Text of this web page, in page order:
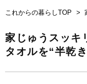
これからの暮らしTOP
家じゅうスッキ
タオルを“半乾